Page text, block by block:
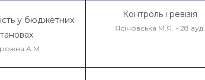
у бюджетних
А.М.
Контроль і ревізія
Ясіновська М.Я. - 28 ауд.